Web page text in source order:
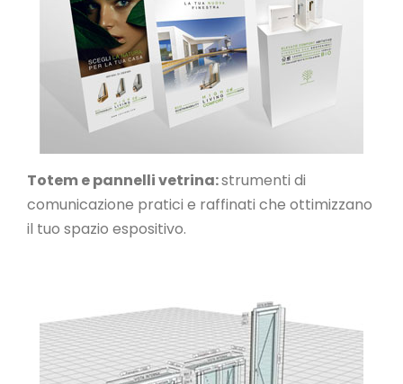
Totem e pannelli vetrina:strumenti di
comunicazione pratici e raffinati che ottimizzano
il tuo spazio espositivo.